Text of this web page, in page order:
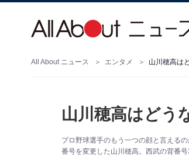
All About ニュース エンタメ 山川穂高は
山川穂高はどう
プロ野球選手のもう一つの顔と言える
番号を変更した山川穂高。西武の背番